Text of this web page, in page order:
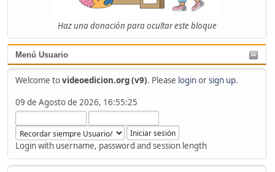
Haz una donación para ocultar este bloque
Menú Usuario
Welcome tovideoedicion.org (v9). Please loginorsign up.
09 de Agosto de 2026, 16:55:25
Login with username, password and session length